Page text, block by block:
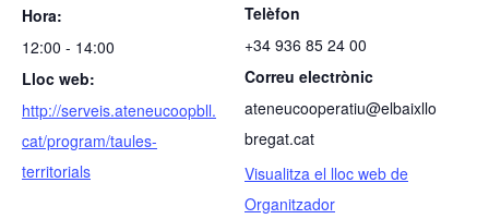
Hora:
12:00 - 14:00
Lloc web:
http://serveis.ateneucoopbll.
cat/program/taules-
territorials
Telèfon
+34 936 85 24 00
Correu electrònic
ateneucooperatiu@elbaixllo
bregat.cat
Visualitza el lloc web de
Organitzador